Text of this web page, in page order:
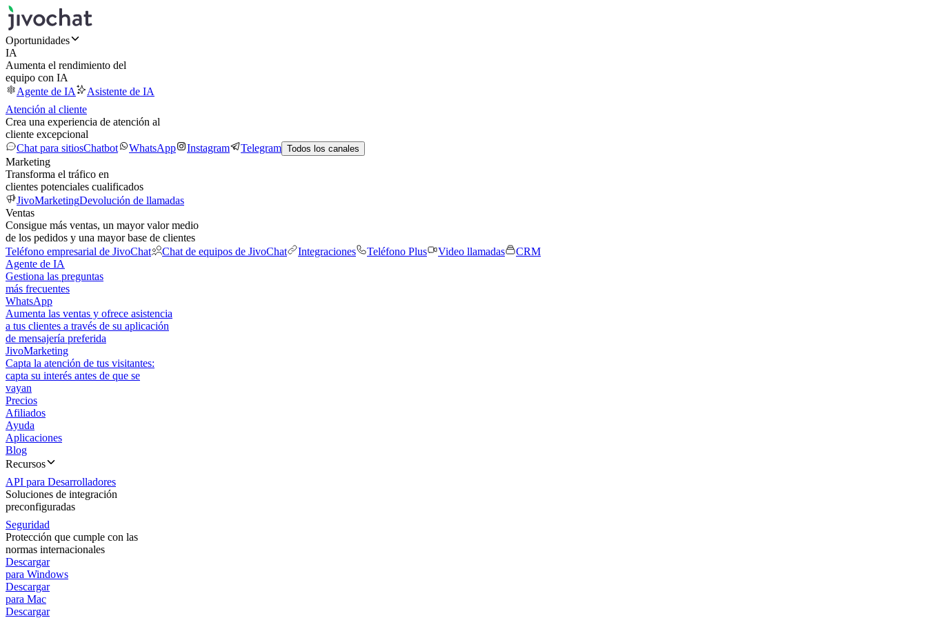
Oportunidades
IA
Aumenta el rendimiento del
equipo con IA
Agente de IA
Asistente de IA
Atención al cliente
Crea una experiencia de atención al
cliente excepcional
Chat para sitiosChatbot WhatsApp Instagram Telegram Todos los canales
Marketing
Transforma el tráfico en
clientes potenciales cualificados
JivoMarketingDevolución de llamadas
Ventas
Consigue más ventas, un mayor valor medio
de los pedidos y una mayor base de clientes
Teléfono empresarial de JivoChat
Chat de equipos de JivoChat Integraciones Teléfono Plus Video llamadas
CRM
Agente de IA
Gestiona las preguntas
más frecuentes
WhatsApp
Aumenta las ventas y ofrece asistencia
a tus clientes a través de su aplicación
de mensajería preferida
JivoMarketing
Capta la atención de tus visitantes:
capta su interés antes de que se
vayan
Precios
Afiliados
Ayuda
Aplicaciones
Blog
Recursos
API para Desarrolladores
Soluciones de integración
preconfiguradas
Seguridad
Protección que cumple con las
normas internacionales
Descargar
para Windows
Descargar
para Mac
Descargar